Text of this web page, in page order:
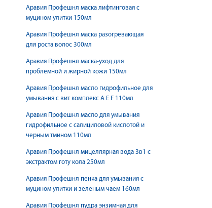
Аравия Профешнл маска лифтинговая с
муцином улитки 150мл
Аравия Профешнл маска разогревающая
для роста волос 300мл
Аравия Профешнл маска-уход для
проблемной и жирной кожи 150мл
Аравия Профешнл масло гидрофильное для
умывания с вит комплекс A E F 110мл
Аравия Профешнл масло для умывания
гидрофильное с салициловой кислотой и
черным тмином 110мл
Аравия Профешнл мицеллярная вода 3в1 с
экстрактом готу кола 250мл
Аравия Профешнл пенка для умывания с
муцином улитки и зеленым чаем 160мл
Аравия Профешнл пудра энзимная для